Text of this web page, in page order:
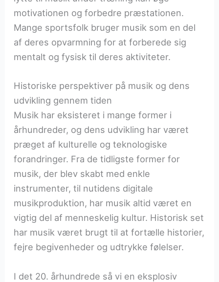
motivationen og forbedre præstationen.
Mange sportsfolk bruger musik som en del
af deres opvarmning for at forberede sig
mentalt og fysisk til deres aktiviteter.
Historiske perspektiver på musik og dens
udvikling gennem tiden
Musik har eksisteret i mange former i
århundreder, og dens udvikling har været
præget af kulturelle og teknologiske
forandringer. Fra de tidligste former for
musik, der blev skabt med enkle
instrumenter, til nutidens digitale
musikproduktion, har musik altid været en
vigtig del af menneskelig kultur. Historisk set
har musik været brugt til at fortælle historier,
fejre begivenheder og udtrykke følelser.
I det 20. århundrede så vi en eksplosiv